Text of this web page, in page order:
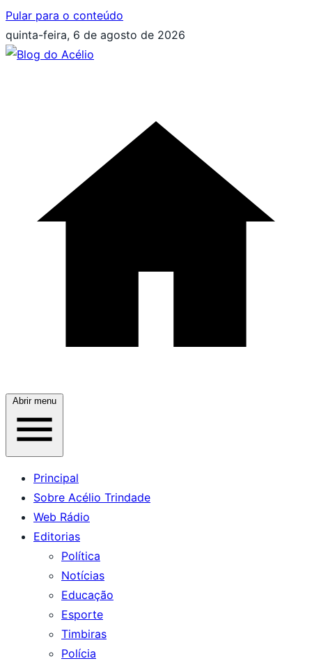
Pular para o conteúdo
quinta-feira, 6 de agosto de 2026
Abrir menu
Principal
Sobre Acélio Trindade
Web Rádio
Editorias
Política
Notícias
Educação
Esporte
Timbiras
Polícia